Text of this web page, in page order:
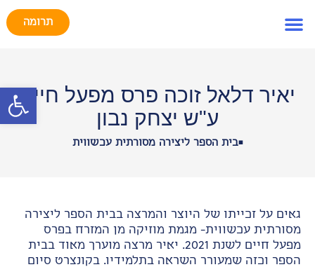
פתח
לתוכן
תרומה
יאיר דלאל זוכה פרס מפעל חיים
ע"ש יצחק נבון
•בית הספר ליצירה מסורתית עכשווית
גאים על זכייתו של היוצר והמרצה בבית הספר ליצירה
מסורתית עכשווית- מגמת מוזיקה מן המזרח בפרס
מפעל חיים לשנת 2021. יאיר מרצה מוערך מאוד בבית
הספר וכזה שמעורר השראה בתלמידיו. בקונצרט סיום